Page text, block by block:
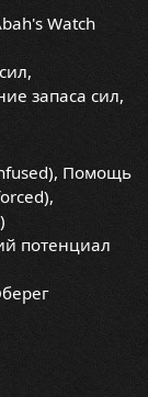
Watch
запаса сил,
Помощь
потенциал